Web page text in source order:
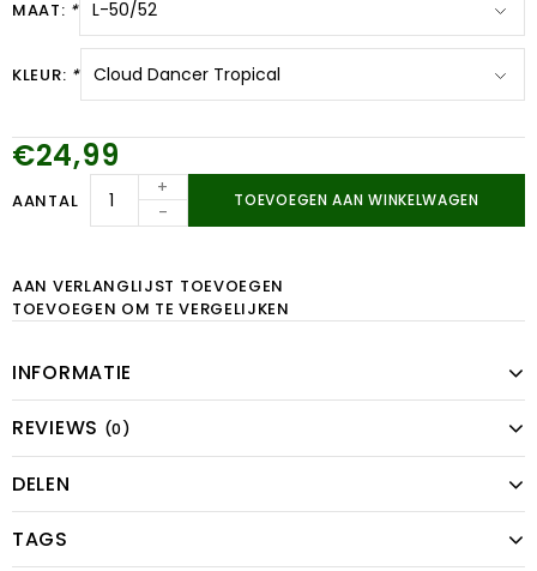
MAAT: *
KLEUR: *
€24,99
AANTAL
+
-
TOEVOEGEN AAN WINKELWAGEN
AAN VERLANGLIJST TOEVOEGEN
TOEVOEGEN OM TE VERGELIJKEN
INFORMATIE
REVIEWS (0)
DELEN
TAGS